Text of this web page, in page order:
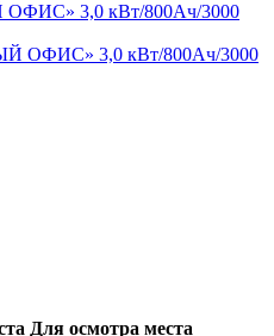
3,0 кВт/800Ач/3000
Для осмотра места